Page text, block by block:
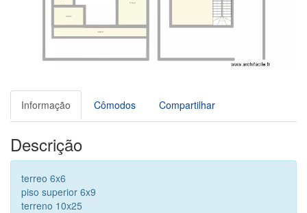
Informação Cômodos Compartilhar
Descrição
terreo 6x6
piso superior 6x9
terreno 10x25